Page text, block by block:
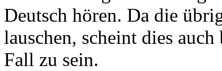
Deutsch hören. Da die
lauschen, scheint dies
Fall zu sein.